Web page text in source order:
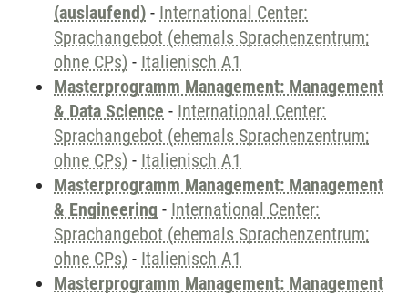
(auslaufend) - International Center:
Sprachangebot (ehemals Sprachenzentrum;
ohne CPs) - Italienisch A1
Masterprogramm Management: Management
& Data Science - International Center:
Sprachangebot (ehemals Sprachenzentrum;
ohne CPs) - Italienisch A1
Masterprogramm Management: Management
& Engineering - International Center:
Sprachangebot (ehemals Sprachenzentrum;
ohne CPs) - Italienisch A1
Masterprogramm Management: Management